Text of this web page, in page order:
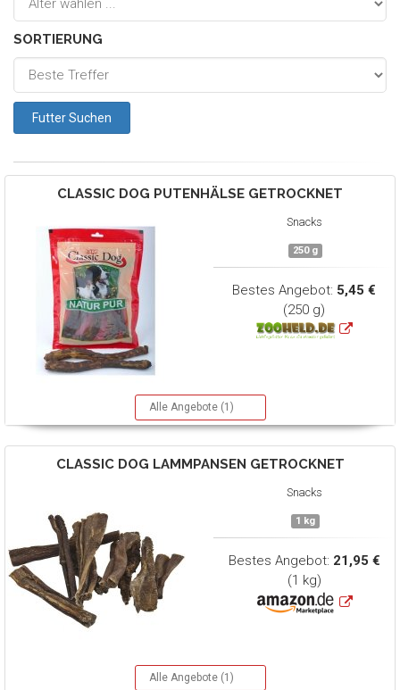
SORTIERUNG
CLASSIC DOG PUTENHÄLSE GETROCKNET
Snacks
250 g
Bestes Angebot: 5,45 €
(250 g)
Alle Angebote (1)
CLASSIC DOG LAMMPANSEN GETROCKNET
Snacks
1 kg
Bestes Angebot: 21,95 €
(1 kg)
Alle Angebote (1)